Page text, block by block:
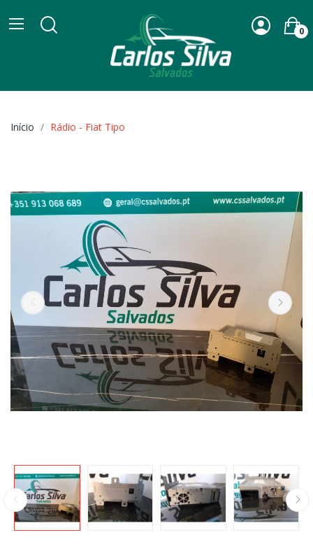
0
Início Rádio - Fiat Tipo